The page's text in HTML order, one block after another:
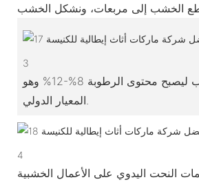
الخشب إلى مربعات، ونشكل الخشب
3
يتم تجفيف الخشب ليصبح محتوى الرطوبة 8%-12% وهو
4
النحت اليدوي على الأعمال الخشبية